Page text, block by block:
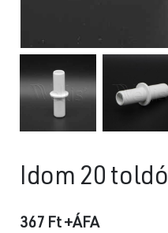
Idom 20 toldó
367 Ft+ÁFA